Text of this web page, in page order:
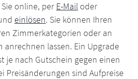
online, per E-Mail oder
einlösen. Sie können Ihren
Zimmerkategorien oder an
lassen. Ein Upgrade
je nach Gutschein gegen einen
Preisänderungen sind Aufpreise